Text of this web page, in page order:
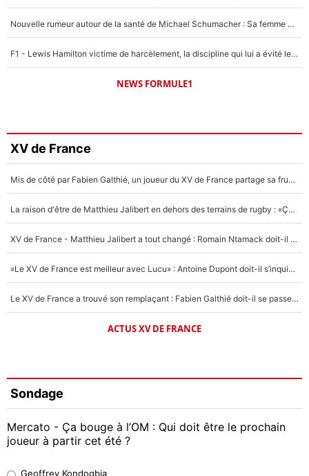
Nouvelle rumeur autour de la santé de Michael Schumacher : Sa femme Corinna sort du silence
F1 - Lewis Hamilton victime de harcèlement, la discipline qui lui a évité le pire : «J'aurais probablement mal tourné»
NEWS FORMULE1
XV de France
Mis de côté par Fabien Galthié, un joueur du XV de France partage sa frustration : «ils ne me l’ont pas dit tout de suite»
La raison d'être de Matthieu Jalibert en dehors des terrains de rugby : «Ça m'atteint autant que si tu touches à un membre de ma famille»
XV de France - Matthieu Jalibert a tout changé : Romain Ntamack doit-il s’inquiéter pour sa place à un an de la Coupe du monde ?
«Le XV de France est meilleur avec Lucu» : Antoine Dupont doit-il s’inquiéter pour sa place ?
Le XV de France a trouvé son remplaçant : Fabien Galthié doit-il se passer d'Antoine Dupont ?
ACTUS XV DE FRANCE
Sondage
Mercato - Ça bouge à l’OM : Qui doit être le prochain
joueur à partir cet été ?
Geoffrey Kondogbia